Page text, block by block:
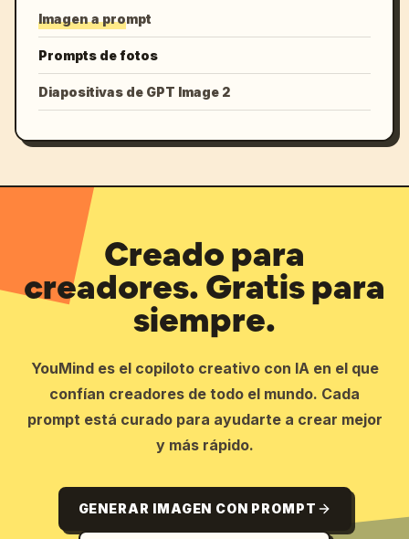
Imagen a prompt
Prompts de fotos
Diapositivas de GPT Image 2
Creado para
creadores. Gratis para
siempre.
YouMind es el copiloto creativo con IA en el que
confían creadores de todo el mundo. Cada
prompt está curado para ayudarte a crear mejor
y más rápido.
GENERAR IMAGEN CON PROMPT